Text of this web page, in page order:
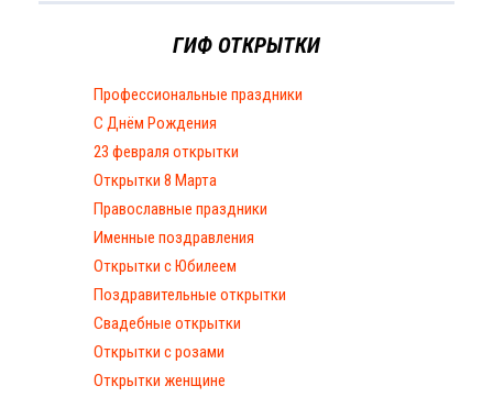
ГИФ ОТКРЫТКИ
Профессиональные праздники
С Днём Рождения
23 февраля открытки
Открытки 8 Марта
Православные праздники
Именные поздравления
Открытки с Юбилеем
Поздравительные открытки
Свадебные открытки
Открытки с розами
Открытки женщине